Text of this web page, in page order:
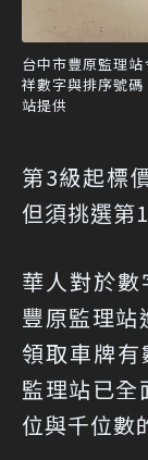
台中市豐原監理
祥數字與排序號
站提供
第3級起標
但須挑選第
華人對於數
豐原監理站
領取車牌
監理站已全
位與千位數